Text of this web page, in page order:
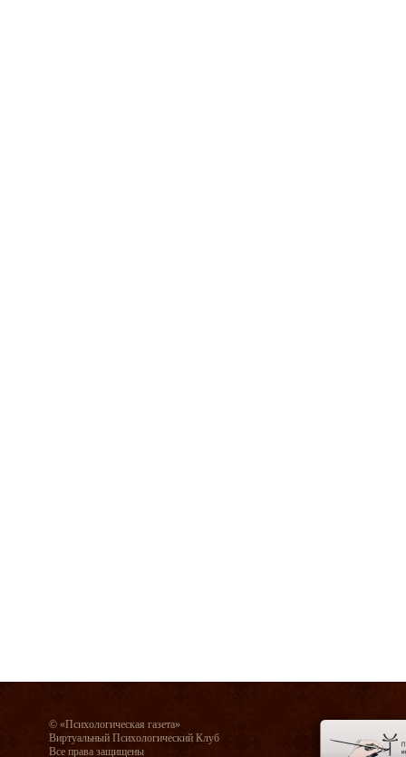
© «Психологическая газета»
Виртуальный Психологический Клуб
Все права защищены